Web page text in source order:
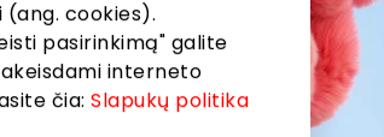
cookies).
pasirinkimą" galite
interneto
čia:Slapukų politika